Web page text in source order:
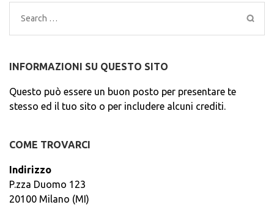
Search
for:
INFORMAZIONI SU QUESTO SITO
Questo può essere un buon posto per presentare te
stesso ed il tuo sito o per includere alcuni crediti.
COME TROVARCI
Indirizzo
P.zza Duomo 123
20100 Milano (MI)